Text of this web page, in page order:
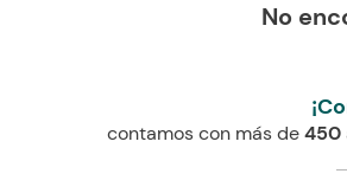
No
contamos con más de450